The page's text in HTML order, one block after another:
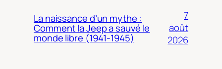
La naissance d’un mythe :
Comment la Jeep a sauvé le
monde libre (1941-1945)
7
août
2026